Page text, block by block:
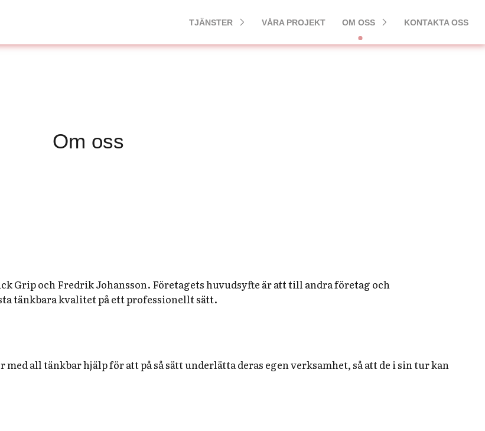
TJÄNSTER VÅRA PROJEKT OM OSS KONTAKTA OSS
Om oss
Grip och Fredrik Johansson. Företagets huvudsyfte är att till andra företag och
tänkbara kvalitet på ett professionellt sätt.
all tänkbar hjälp för att på så sätt underlätta deras egen verksamhet, så att de i sin tur kan